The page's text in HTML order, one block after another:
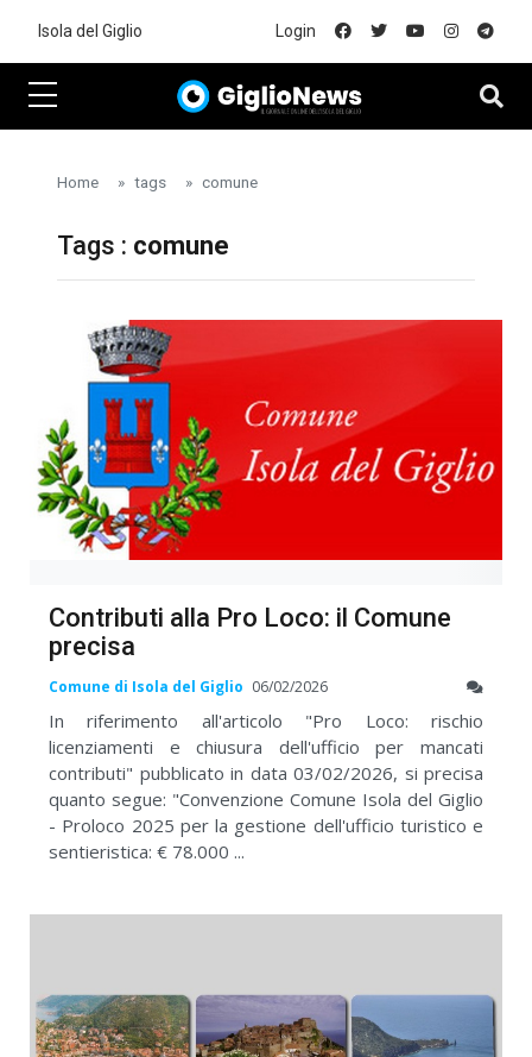
Isola del Giglio Login
Home tags comune
Tags : comune
Contributi alla Pro Loco: il Comune
precisa
Comune di Isola del Giglio 06/02/2026
In riferimento all'articolo "Pro Loco: rischio
licenziamenti e chiusura dell'ufficio per mancati
contributi" pubblicato in data 03/02/2026, si precisa
quanto segue: "Convenzione Comune Isola del Giglio
- Proloco 2025 per la gestione dell'ufficio turistico e
sentieristica: € 78.000 ...